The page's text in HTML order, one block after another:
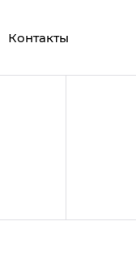
Контакты